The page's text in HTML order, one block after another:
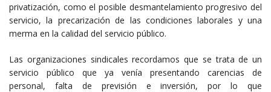
privatización, como el posible desmantelamiento progresivo del
servicio, la precarización de las condiciones laborales y una
merma en la calidad del servicio público.
Las organizaciones sindicales recordamos que se trata de un
servicio público que ya venía presentando carencias de
personal, falta de previsión e inversión, por lo que